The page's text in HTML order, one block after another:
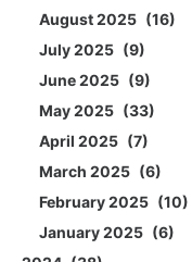
August 2025
16
July 2025
9
June 2025
9
May 2025
33
April 2025
7
March 2025
6
February 2025
10
January 2025
6